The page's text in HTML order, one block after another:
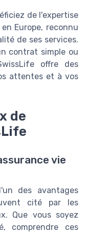
de l'expertise
Europe, reconnu
de ses services.
contrat simple ou
offre des
attentes et à vos
de
vie
des avantages
cité par les
Que vous soyez
comprendre ces